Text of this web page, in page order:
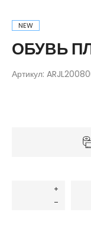
NEW
ОБУВЬ
Артикул: